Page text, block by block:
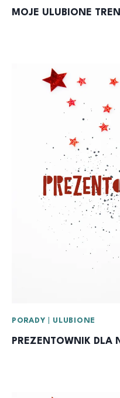
MOJE ULUBIONE
PORADY ULUBIONE
PREZENTOWNIK DLA